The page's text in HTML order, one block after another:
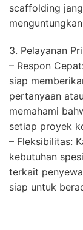
scaffolding
3. Pelayanan
– Respon
siap
pertanyaan
memahami
setiap proyek
– Fleksibilitas:
kebutuhan
terkait
siap untuk